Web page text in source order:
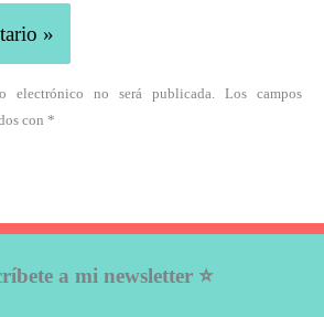
electrónico no será publicada. Los campos
con *
a mi newsletter ⭐